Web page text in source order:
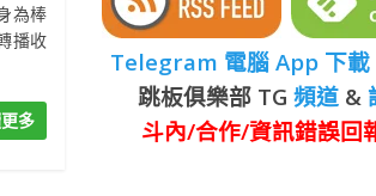
為棒
播收
多
Telegram 電腦 App 下載
跳板俱樂部 TG 頻道&
斗內/合作/資訊錯誤回